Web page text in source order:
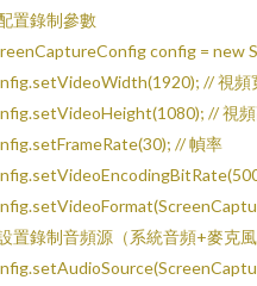
置錄制參數
config = new
// 視頻
// 視
// 幀率
置錄制音頻源（系統音頻+麥克風